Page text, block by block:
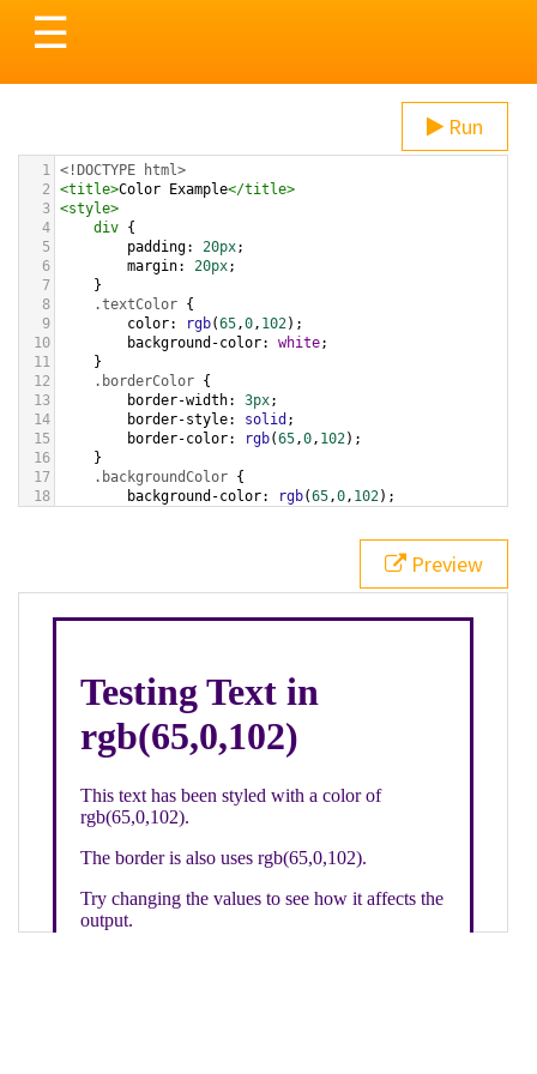
Toggle
navigation
☰
Run
1 <!DOCTYPE html>
2
<title>Color Example</title>
3 <style>
4
div {
5
padding: 20px;
6
margin: 20px;
7
}
8
.textColor {
9
color: rgb(65,0, 102);
10
background-color: white;
11
}
12
.borderColor {
13
border-width: 3px;
14
border-style: solid ;
15
border-color: rgb(65,0, 102);
16
}
17
.backgroundColor {
18
background-color: rgb(65,0, 102);
bottom ,
white, rgb(65,0,102));
div class="textColor borderColor"
< h1>Testing Text in rgb(65,0,102)
Preview